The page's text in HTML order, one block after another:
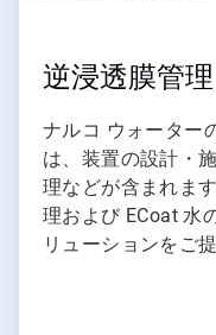
逆浸透膜管理
ナルコ ウォーター
は、装置の設計・
理などが含まれま
理および ECoat 水
リューションをご